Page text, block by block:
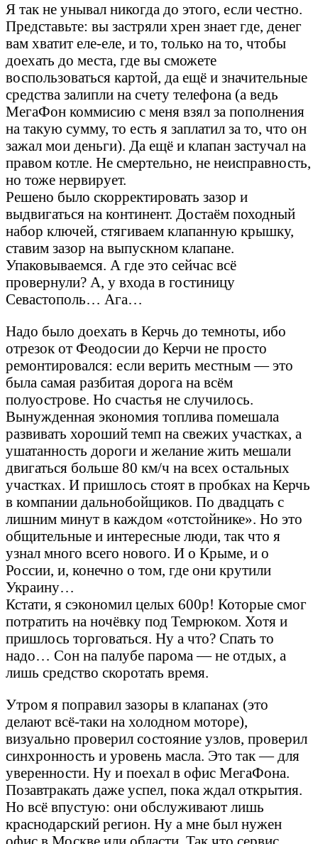
Я так не унывал никогда до этого, если честно.
Представьте: вы застряли хрен знает где, денег
вам хватит еле-еле, и то, только на то, чтобы
доехать до места, где вы сможете
воспользоваться картой, да ещё и значительные
средства залипли на счету телефона (а ведь
МегаФон коммисию с меня взял за пополнения
на такую сумму, то есть я заплатил за то, что он
зажал мои деньги). Да ещё и клапан застучал на
правом котле. Не смертельно, не неисправность,
но тоже нервирует.
Решено было скорректировать зазор и
выдвигаться на континент. Достаём походный
набор ключей, стягиваем клапанную крышку,
ставим зазор на выпускном клапане.
Упаковываемся. А где это сейчас всё
провернули? А, у входа в гостиницу
Севастополь… Ага…
Надо было доехать в Керчь до темноты, ибо
отрезок от Феодосии до Керчи не просто
ремонтировался: если верить местным — это
была самая разбитая дорога на всём
полуострове. Но счастья не случилось.
Вынужденная экономия топлива помешала
развивать хороший темп на свежих участках, а
ушатанность дороги и желание жить мешали
двигаться больше 80 км/ч на всех остальных
участках. И пришлось стоят в пробках на Керчь
в компании дальнобойщиков. По двадцать с
лишним минут в каждом «отстойнике». Но это
общительные и интересные люди, так что я
узнал много всего нового. И о Крыме, и о
России, и, конечно о том, где они крутили
Украину…
Кстати, я сэкономил целых 600р! Которые смог
потратить на ночёвку под Темрюком. Хотя и
пришлось торговаться. Ну а что? Спать то
надо… Сон на палубе парома — не отдых, а
лишь средство скоротать время.
Утром я поправил зазоры в клапанах (это
делают всё-таки на холодном моторе),
визуально проверил состояние узлов, проверил
синхронность и уровень масла. Это так — для
уверенности. Ну и поехал в офис МегаФона.
Позавтракать даже успел, пока ждал открытия.
Но всё впустую: они обслуживают лишь
краснодарский регион. Ну а мне был нужен
офис в Москве или области. Так что сервис